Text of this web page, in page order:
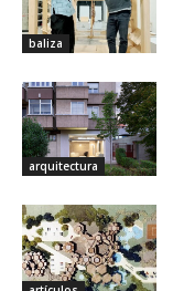
baliza
arquitectura